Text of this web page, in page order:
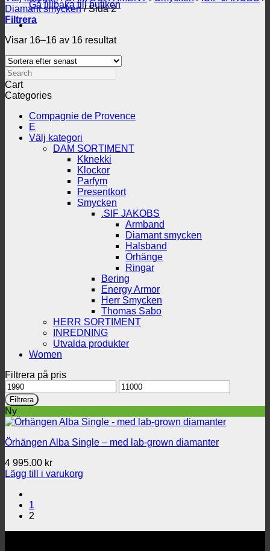
Gå tillbaka till butiken
Diamant smycken /Sida 2
Filtrera
Visar 16–16 av 16 resultatSortera
senaste
Search
Cart
Categories
Compagnie de Provence
E
Välj kategori
DAM SORTIMENT
Kknekki
Klockor
Parfym
Presentkort
Smycken
.SIF JAKOBS
Armband
Diamant smycken
Halsband
Örhänge
Ringar
Bering
Energy Armor
Herr Smycken
Thomas Sabo
HERR SORTIMENT
INREDNING
Utvalda produkter
Women
Filtrera på pris
Min
pris
Max
pris
Filtrera
Ny
Örhängen Alba Single – med lab-grown diamanter
4 995.00 kr
Lägg till i varukorg
1
2